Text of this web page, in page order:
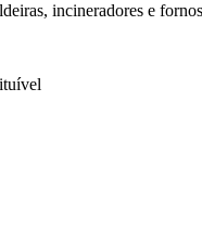
incineradores e